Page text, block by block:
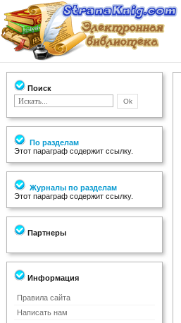
Поиск
По разделам
Этот параграф содержит ссылку.
Журналы по разделам
Этот параграф содержит ссылку.
Партнеры
Информация
Правила сайта
Написать нам